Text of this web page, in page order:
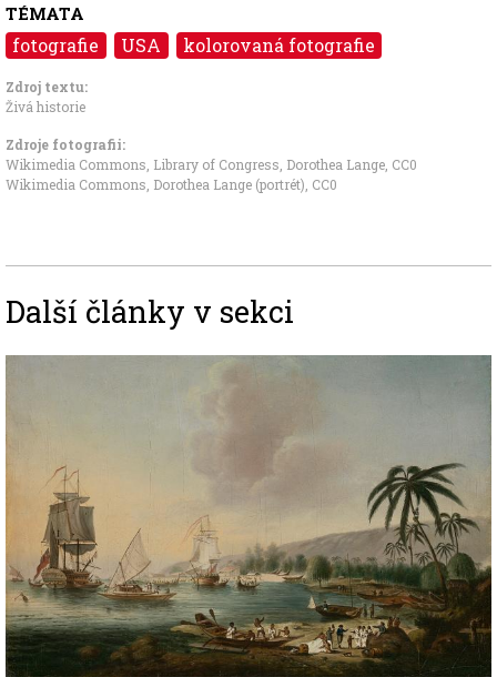
TÉMATA
fotografie USA kolorovaná fotografie
Zdroj textu:
Živá historie
Zdroje fotografii:
Wikimedia Commons, Library of Congress, Dorothea Lange CC0
Wikimedia Commons, Dorothea Lange (portrét) CC0
Další články v sekci